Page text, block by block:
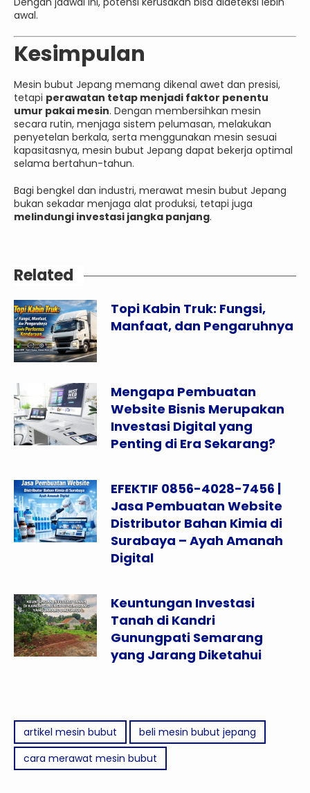
awal.
Kesimpulan
Mesin bubut Jepang memang dikenal awet dan presisi,
tetapi perawatan tetap menjadi faktor penentu
umur pakai mesin. Dengan membersihkan mesin
secara rutin, menjaga sistem pelumasan, melakukan
penyetelan berkala, serta menggunakan mesin sesuai
kapasitasnya, mesin bubut Jepang dapat bekerja optimal
selama bertahun-tahun.
Bagi bengkel dan industri, merawat mesin bubut Jepang
bukan sekadar menjaga alat produksi, tetapi juga
melindungi investasi jangka panjang.
Related
Topi Kabin Truk: Fungsi,
Manfaat, dan Pengaruhnya
Mengapa Pembuatan
Website Bisnis Merupakan
Investasi Digital yang
Penting di Era Sekarang?
EFEKTIF 0856-4028-7456 |
Jasa Pembuatan Website
Distributor Bahan Kimia di
Surabaya – Ayah Amanah
Digital
Keuntungan Investasi
Tanah di Kandri
Gunungpati Semarang
yang Jarang Diketahui
artikel mesin bubut
beli mesin bubut jepang
cara merawat mesin bubut